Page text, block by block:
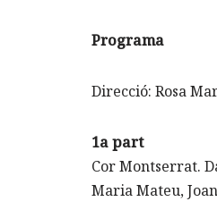
Programa
Direcció: Rosa
1a part
Cor Montserrat.
Maria Mateu,